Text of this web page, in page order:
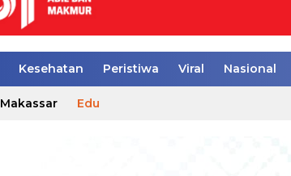
Kesehatan Peristiwa Viral Nasional
Makassar Edu